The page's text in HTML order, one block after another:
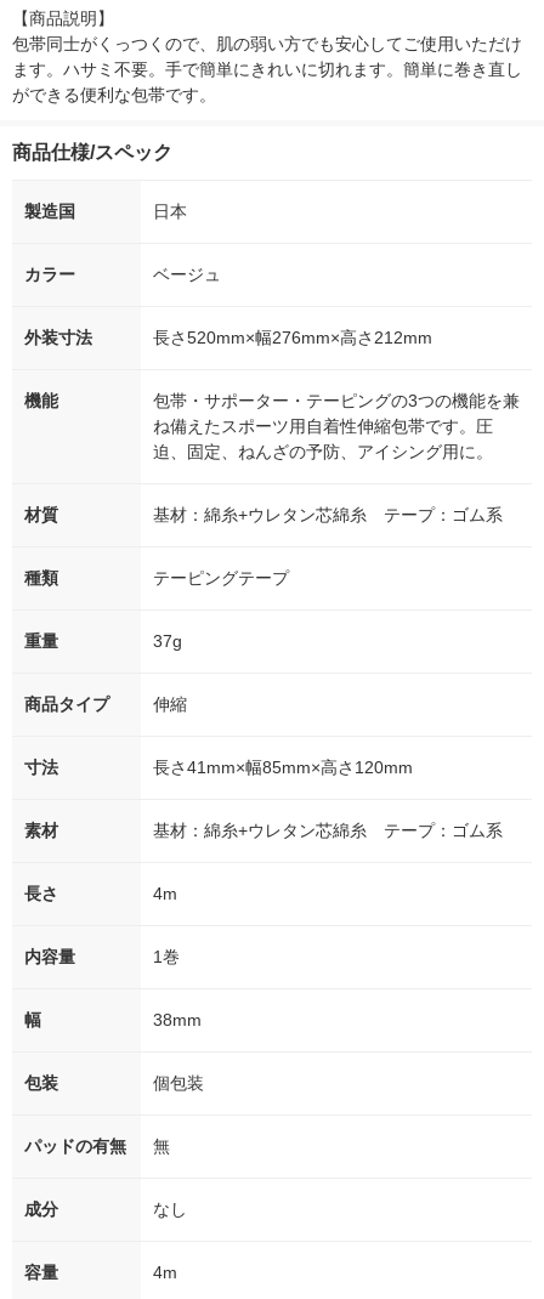
【商品説明】
包帯同士がくっつくので、肌の弱い方でも安心してご使用いただけ
ます。ハサミ不要。手で簡単にきれいに切れます。簡単に巻き直し
ができる便利な包帯です。
商品仕様/スペック
製造国 日本
カラー ベージュ
外装寸法 長さ520mm×幅276mm×高さ212mm
機能
包帯・サポーター・テーピングの3つの機能を兼
ね備えたスポーツ用自着性伸縮包帯です。圧
迫、固定、ねんざの予防、アイシング用に。
材質 基材：綿糸+ウレタン芯綿糸 テープ：ゴム系
種類 テーピングテープ
重量 37g
商品タイプ 伸縮
寸法 長さ41mm×幅85mm×高さ120mm
素材 基材：綿糸+ウレタン芯綿糸 テープ：ゴム系
長さ 4m
内容量 1巻
幅 38mm
包装 個包装
パッドの有無 無
成分 なし
容量 4m